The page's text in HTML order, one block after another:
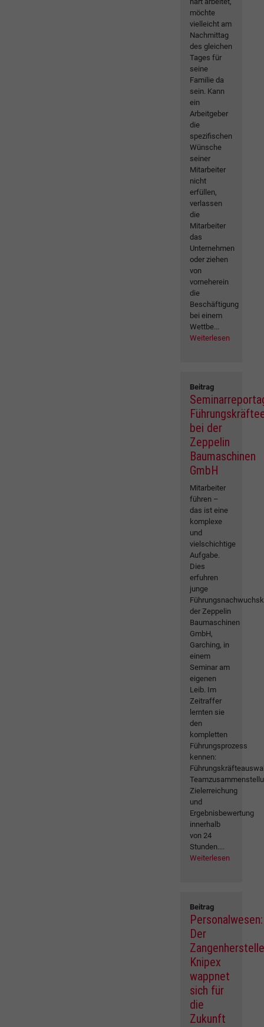
möchte
vielleicht am
Nachmittag
des gleichen
Tages für
seine
Familie da
sein. Kann
ein
Arbeitgeber
die
spezifischen
Wünsche
seiner
Mitarbeiter
nicht
erfüllen,
verlassen
die
Mitarbeiter
das
Unternehmen
oder ziehen
von
vorneherein
die
Beschäftigung
bei einem
Wettbe...
Weiterlesen
Beitrag
bei der
Zeppelin
Baumaschinen
GmbH
Mitarbeiter
führen –
das ist eine
komplexe
und
vielschichtige
Aufgabe.
Dies
erfuhren
junge
der Zeppelin
Baumaschinen
GmbH,
Garching, in
einem
Seminar am
eigenen
Leib. Im
Zeitraffer
lernten sie
den
kompletten
Führungsprozess
kennen:
Zielerreichung
und
Ergebnisbewertung
innerhalb
von 24
Stunden....
Weiterlesen
Beitrag
Personalwesen:
Der
Knipex
wappnet
sich für
die
Zukunft